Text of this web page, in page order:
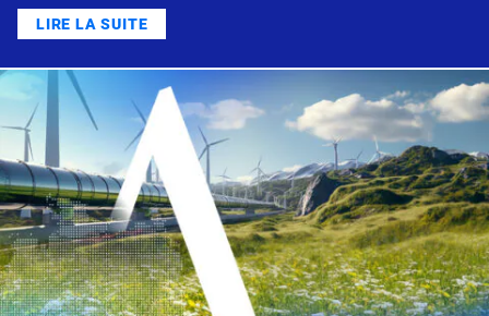
LIRE LA SUITE